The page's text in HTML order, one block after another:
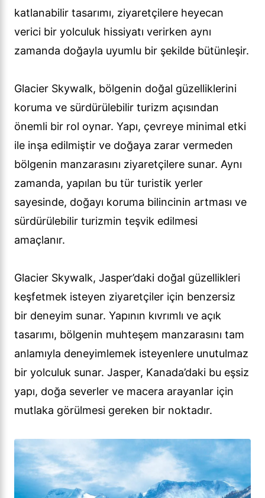
katlanabilir tasarımı, ziyaretçilere heyecan
verici bir yolculuk hissiyatı verirken aynı
zamanda doğayla uyumlu bir şekilde bütünleşir.
Glacier Skywalk, bölgenin doğal güzelliklerini
koruma ve sürdürülebilir turizm açısından
önemli bir rol oynar. Yapı, çevreye minimal etki
ile inşa edilmiştir ve doğaya zarar vermeden
bölgenin manzarasını ziyaretçilere sunar. Aynı
zamanda, yapılan bu tür turistik yerler
sayesinde, doğayı koruma bilincinin artması ve
sürdürülebilir turizmin teşvik edilmesi
amaçlanır.
Glacier Skywalk, Jasper’daki doğal güzellikleri
keşfetmek isteyen ziyaretçiler için benzersiz
bir deneyim sunar. Yapının kıvrımlı ve açık
tasarımı, bölgenin muhteşem manzarasını tam
anlamıyla deneyimlemek isteyenlere unutulmaz
bir yolculuk sunar. Jasper, Kanada’daki bu eşsiz
yapı, doğa severler ve macera arayanlar için
mutlaka görülmesi gereken bir noktadır.